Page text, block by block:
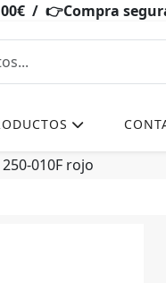
/ 👉Compra
010F rojo